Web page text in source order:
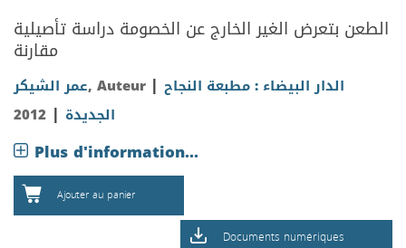
الطعن بتعرض الغير الخارج عن الخصومة دراسة تأصيلية
مقارنة
عمر الشيكر, Auteur | الدار البيضاء : مطبعة النجاح
الجديدة |
2012
Plus d'information...
Ajouter au panier
Documents numériques